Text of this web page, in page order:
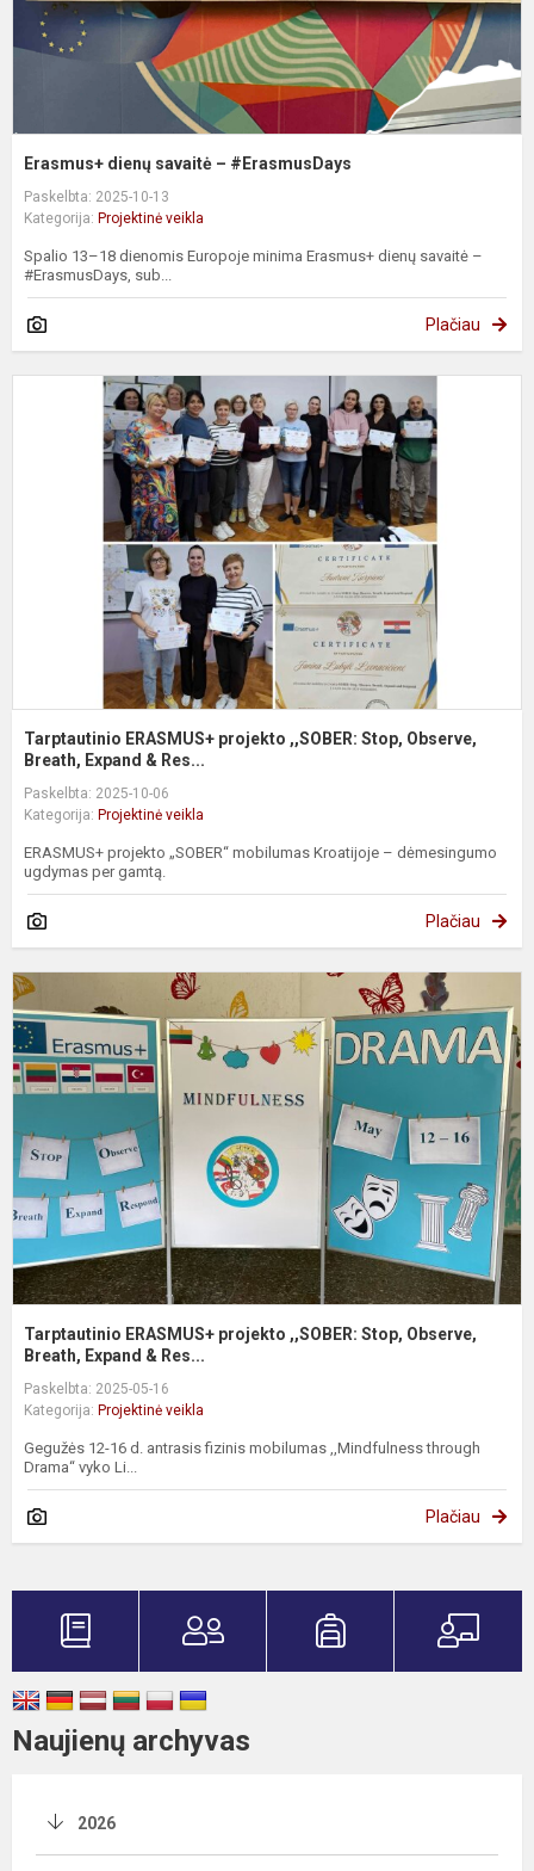
Erasmus+ dienų savaitė – #ErasmusDays
Paskelbta: 2025-10-13
Kategorija: Projektinė veikla
Spalio 13–18 dienomis Europoje minima Erasmus+ dienų savaitė –
#ErasmusDays, sub...
Plačiau
Tarptautinio ERASMUS+ projekto ,,SOBER: Stop, Observe,
Breath, Expand & Res...
Paskelbta: 2025-10-06
Kategorija: Projektinė veikla
ERASMUS+ projekto „SOBER“ mobilumas Kroatijoje – dėmesingumo
ugdymas per gamtą.
Plačiau
Tarptautinio ERASMUS+ projekto ,,SOBER: Stop, Observe,
Breath, Expand & Res...
Paskelbta: 2025-05-16
Kategorija: Projektinė veikla
Gegužės 12-16 d. antrasis fizinis mobilumas ,,Mindfulness through
Drama“ vyko Li...
Plačiau
Naujienų archyvas
2026